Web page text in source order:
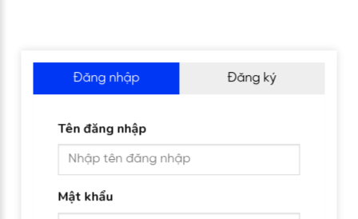
Đăng nhập Đăng ký
Tên đăng nhập
Mật khẩu